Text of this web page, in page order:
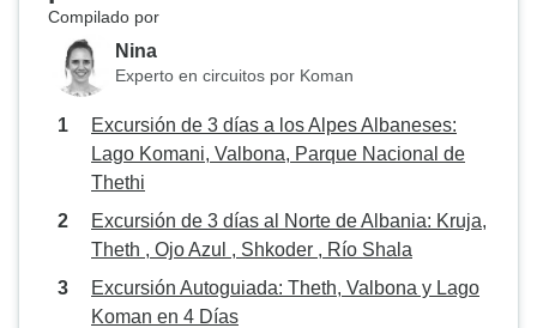
calidez, atención y amabilidad
hicieron de la excursión un
verdadero momento culminante
para todos nosotros,
especialmente para nuestros dos
hijos adolescentes. Conectó muy
bien con ellos y enriqueció
nuestra experiencia con historias
fascinantes, profundos
conocimientos locales y su
auténtica pasión por la región.
Compilado por
Nina
Experto en circuitos por Koman
Excursión de 3 días a los Alpes Albaneses:
Lago Komani, Valbona, Parque Nacional de
Thethi
Excursión de 3 días al Norte de Albania: Kruja,
Theth , Ojo Azul , Shkoder , Río Shala
Excursión Autoguiada: Theth, Valbona y Lago
Koman en 4 Días